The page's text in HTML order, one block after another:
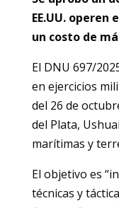
EE.UU.
un costo de
El DNU 697/
en ejercicios
del 26 de
del Plata,
marítimas y
El objetivo es
técnicas y